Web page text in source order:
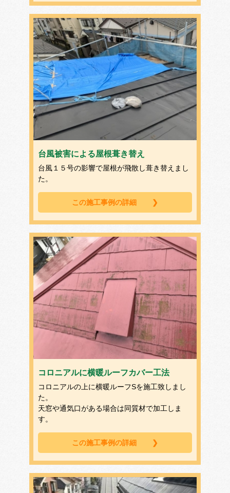
台風被害による屋根葺き替え
台風１５号の影響で屋根が飛散し葺き替えまし
た。
この施工事例の詳細 ❯
コロニアルに横暖ルーフカバー工法
コロニアルの上に横暖ルーフSを施工致しまし
た。
天窓や通気口がある場合は同質材で加工しま
す。
この施工事例の詳細 ❯